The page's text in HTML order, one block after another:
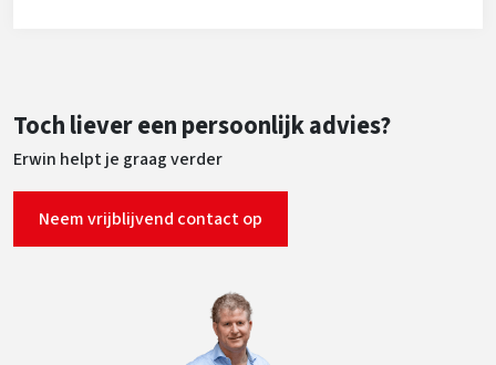
Toch liever een persoonlijk advies?
Erwin helpt je graag verder
Neem vrijblijvend contact op